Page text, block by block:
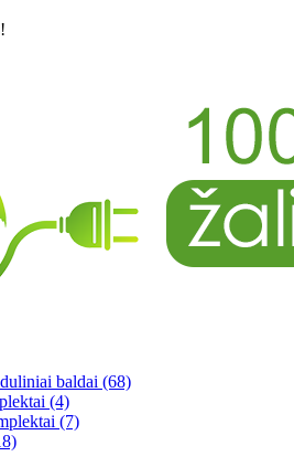
baldai (68)
(4)
(7)